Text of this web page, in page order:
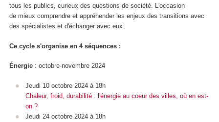
tous les publics, curieux des questions de société. L'occasion
de mieux comprendre et appréhender les enjeux des transitions avec
des spécialistes et d'échanger avec eux.
Ce cycle s'organise en 4 séquences :
Énergie : octobre-novembre 2024​​​​​​
Jeudi 10 octobre 2024 à 18h
Chaleur, froid, durabilité : l'énergie au coeur des villes, où en est-
on ?
Jeudi 24 octobre 2024 à 18h